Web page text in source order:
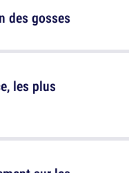
des gosses
les plus